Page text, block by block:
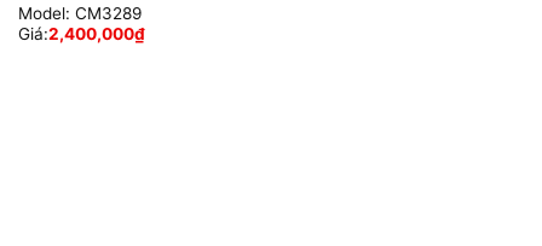
Model: CM3289
Giá:2,400,000₫